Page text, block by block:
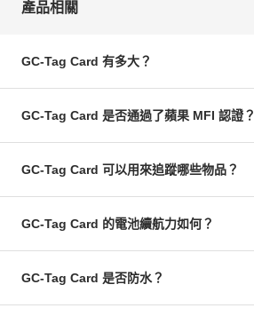
產品相關
GC-Tag Card 有多大？
GC-Tag Card 是否通過了蘋果 MFI 認證？
GC-Tag Card 可以用來追蹤哪些物品？
GC-Tag Card 的電池續航力如何？
GC-Tag Card 是否防水？